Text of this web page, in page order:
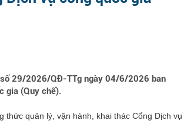
số 29/2026/QĐ-TTg ngày 04/6/2026 ban
gia (Quy chế).
quản lý, vận hành, khai thác Cổng Dịch vụ